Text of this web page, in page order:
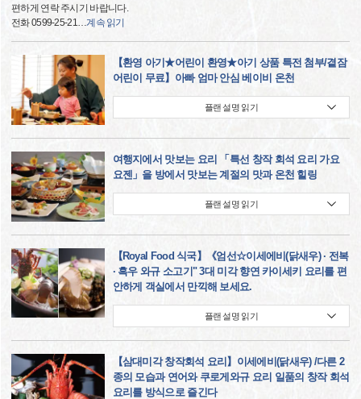
편하게 연락 주시기 바랍니다.
전화 0599-25-21…계속 읽기
【환영 아기★어린이 환영★아기 상품 특전 첨부/곁잠
어린이 무료】아빠 엄마 안심 베이비 온천
플랜 설명 읽기
여행지에서 맛보는 요리 「특선 창작 회석 요리 가요
요젠」을 방에서 맛보는 계절의 맛과 온천 힐링
플랜 설명 읽기
【Royal Food 식국】《엄선☆이세에비(닭새우) · 전복
· 흑우 와규 소고기" 3대 미각 향연 카이세키 요리를 편
안하게 객실에서 만끽해 보세요.
플랜 설명 읽기
【삼대미각 창작회석 요리】이세에비(닭새우) /다른 2
종의 모습과 연어와 쿠로게와규 요리 일품의 창작 회석
요리를 방식으로 즐긴다